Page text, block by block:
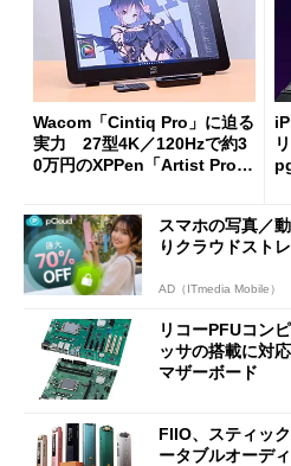
Wacom「Cintiq Pro」に迫る
実力 27型4K／120Hzで約3
0万円のXPPen「Artist Pro 2
スマホの写真／
りクラウドスト
AD（ITmedia Mobile）
リコーPFUコン
ッサの搭載に対
マザーボード
FIIO、スティッ
ータブルオーデ